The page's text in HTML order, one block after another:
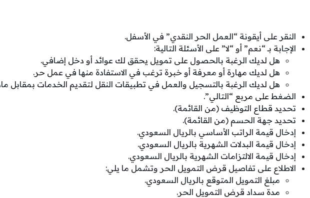
النقر على أيقونة “العمل الحر النقدي” في الأسفل.
الإجابة بـ “نعم” أو “لا” على الأسئلة التالية:
هل لديك الرغبة بالحصول على تمويل يحقق لك عوائد أو دخل إضافي.
هل لديك مهارة أو معرفة أو خبرة ترغب في الاستفادة منها في عمل حر.
هل لديك الرغبة بالتسجيل والعمل في تطبيقات النقل لتقديم الخدمات بمقابل
الضغط على مربع “التالي”.
تحديد قطاع التوظيف (من القائمة).
تحديد جهة الحسم (من القائمة).
إدخال قيمة الراتب الأساسي بالريال السعودي.
إدخال قيمة البدلات الشهرية بالريال السعودي.
إدخال قيمة الالتزامات الشهرية بالريال السعودي.
الاطلاع على تفاصيل قرض التمويل الحر وتشمل ما يلي:
مبلغ التمويل المتوقع بالريال السعودي.
مدة سداد قرض التمويل الحر.